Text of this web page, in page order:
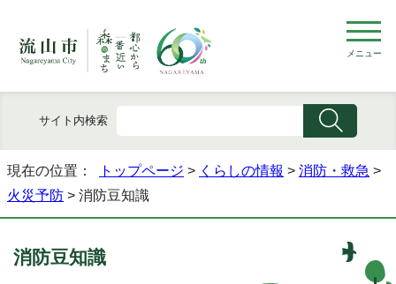
メニュー
サイト内検索
現在の位置： トップページ > くらしの情報 > 消防・救急 >
火災予防 > 消防豆知識
消防豆知識